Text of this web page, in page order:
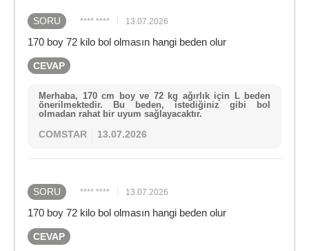
SORU **** **** 13.07.2026
170 boy 72 kilo bol olmasın hangi beden olur
CEVAP
Merhaba, 170 cm boy ve 72 kg ağırlık için L beden
önerilmektedir. Bu beden, istediğiniz gibi bol
olmadan rahat bir uyum sağlayacaktır.
COMSTAR 13.07.2026
SORU **** **** 13.07.2026
170 boy 72 kilo bol olmasın hangi beden olur
CEVAP